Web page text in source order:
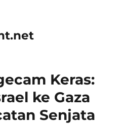
Keras:
ke Gaza
Senjata